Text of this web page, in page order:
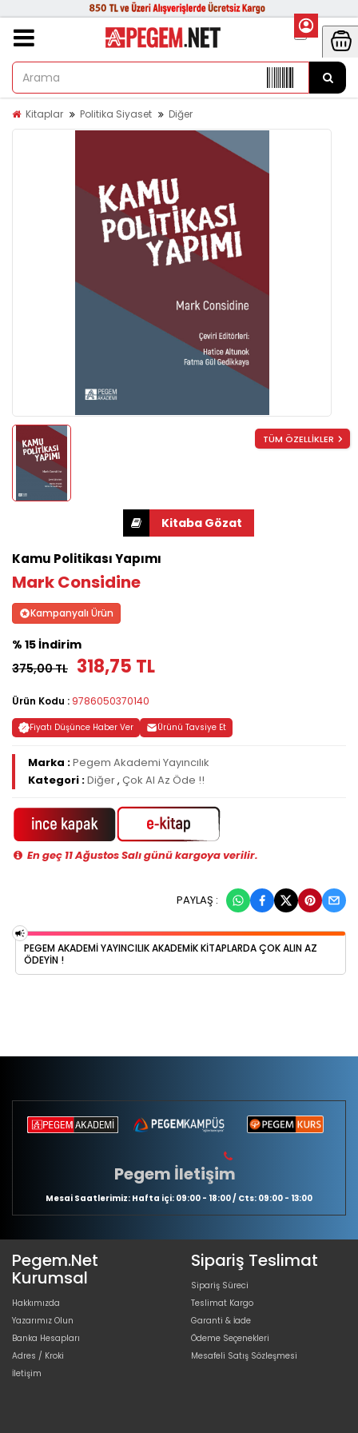
Kitaplar Politika Siyaset Diğer
TÜM ÖZELLİKLER
Kamu Politikası Yapımı
Mark Considine
Kampanyalı Ürün
% 15 İndirim
375,00 TL 318,75 TL
Ürün Kodu : 9786050370140
Fiyatı Düşünce Haber Ver Ürünü Tavsiye Et
Marka :Pegem Akademi Yayıncılık
Kategori :Diğer, Çok Al Az Öde !!
En geç 11 Ağustos Salı günü kargoya verilir.
PAYLAŞ :
PEGEM AKADEMI YAYINCILIK AKADEMIK KITAPLARDA ÇOK ALIN AZ
ÖDEYIN !
Pegem İletişim
Mesai Saatlerimiz: Hafta içi: 09:00 - 18:00 / Cts: 09:00 - 13:00
Pegem.Net
Kurumsal
Hakkımızda
Yazarımız Olun
Banka Hesapları
Adres / Kroki
İletişim
Sipariş Teslimat
Sipariş Süreci
Teslimat Kargo
Garanti & İade
Ödeme Seçenekleri
Mesafeli Satış Sözleşmesi